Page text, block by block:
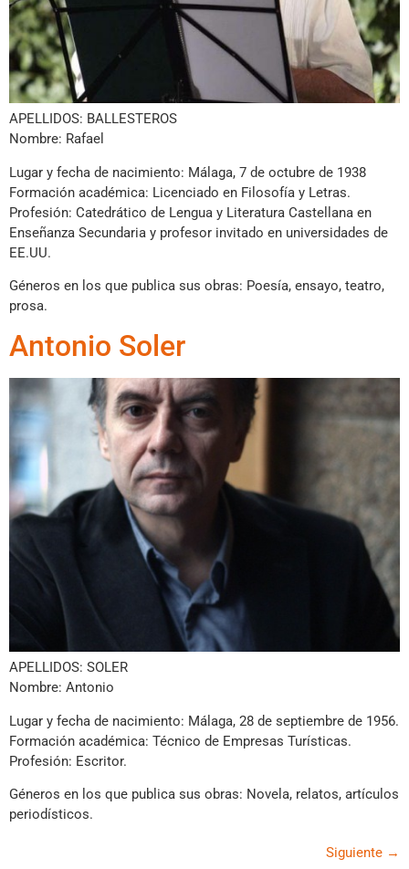
APELLIDOS: BALLESTEROS
Nombre: Rafael
Lugar y fecha de nacimiento: Málaga, 7 de octubre de 1938
Formación académica: Licenciado en Filosofía y Letras.
Profesión: Catedrático de Lengua y Literatura Castellana en
Enseñanza Secundaria y profesor invitado en universidades de
EE.UU.
Géneros en los que publica sus obras: Poesía, ensayo, teatro,
prosa.
Antonio Soler
APELLIDOS: SOLER
Nombre: Antonio
Lugar y fecha de nacimiento: Málaga, 28 de septiembre de 1956.
Formación académica: Técnico de Empresas Turísticas.
Profesión: Escritor.
Géneros en los que publica sus obras: Novela, relatos, artículos
periodísticos.
Siguiente →